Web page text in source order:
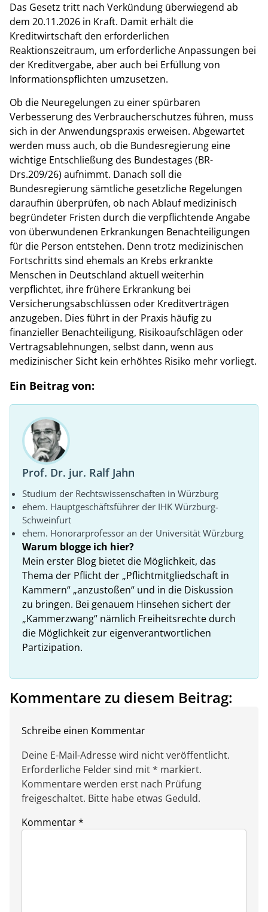
Das Gesetz tritt nach Verkündung überwiegend ab
dem 20.11.2026 in Kraft. Damit erhält die
Kreditwirtschaft den erforderlichen
Reaktionszeitraum, um erforderliche Anpassungen bei
der Kreditvergabe, aber auch bei Erfüllung von
Informationspflichten umzusetzen.
Ob die Neuregelungen zu einer spürbaren
Verbesserung des Verbraucherschutzes führen, muss
sich in der Anwendungspraxis erweisen. Abgewartet
werden muss auch, ob die Bundesregierung eine
wichtige Entschließung des Bundestages (BR-
Drs.209/26) aufnimmt. Danach soll die
Bundesregierung sämtliche gesetzliche Regelungen
daraufhin überprüfen, ob nach Ablauf medizinisch
begründeter Fristen durch die verpflichtende Angabe
von überwundenen Erkrankungen Benachteiligungen
für die Person entstehen. Denn trotz medizinischen
Fortschritts sind ehemals an Krebs erkrankte
Menschen in Deutschland aktuell weiterhin
verpflichtet, ihre frühere Erkrankung bei
Versicherungsabschlüssen oder Kreditverträgen
anzugeben. Dies führt in der Praxis häufig zu
finanzieller Benachteiligung, Risikoaufschlägen oder
Vertragsablehnungen, selbst dann, wenn aus
medizinischer Sicht kein erhöhtes Risiko mehr vorliegt.
Ein Beitrag von:
Prof. Dr. jur. Ralf Jahn
Studium der Rechtswissenschaften in Würzburg
ehem. Hauptgeschäftsführer der IHK Würzburg-
Schweinfurt
ehem. Honorarprofessor an der Universität Würzburg
Warum blogge ich hier?
Mein erster Blog bietet die Möglichkeit, das
Thema der Pflicht der „Pflichtmitgliedschaft in
Kammern“ „anzustoßen“ und in die Diskussion
zu bringen. Bei genauem Hinsehen sichert der
„Kammerzwang“ nämlich Freiheitsrechte durch
die Möglichkeit zur eigenverantwortlichen
Partizipation.
Kommentare zu diesem Beitrag:
Schreibe einen Kommentar
Deine E-Mail-Adresse wird nicht veröffentlicht.
Erforderliche Felder sind mit * markiert.
Kommentare werden erst nach Prüfung
freigeschaltet. Bitte habe etwas Geduld.
Kommentar*